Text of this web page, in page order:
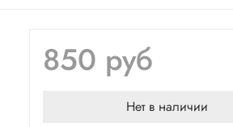
850 руб
Нет в наличии